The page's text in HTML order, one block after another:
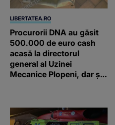
LIBERTATEA.RO
Procurorii DNA au găsit
500.000 de euro cash
acasă la directorul
general al Uzinei
Mecanice Plopeni, dar și